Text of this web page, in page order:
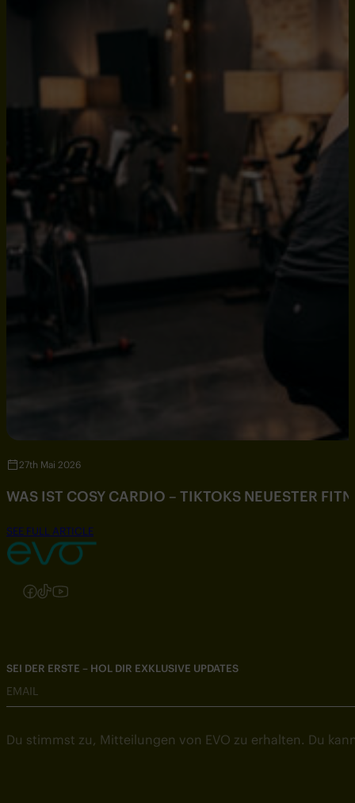
27th Mai 2026
WAS IST COSY CARDIO – TIKTOKS NEUESTER
SEE FULL ARTICLE
Folgen Sie uns auf Instagram
Folgen Sie uns auf Facebook
Folgen Sie uns auf TikTok
Folgen Sie uns auf YouTube
SEI DER ERSTE – HOL DIR EXKLUSIVE UPDATES
EMAIL
Du stimmst zu, Mitteilungen von EVO zu erhalten. Du